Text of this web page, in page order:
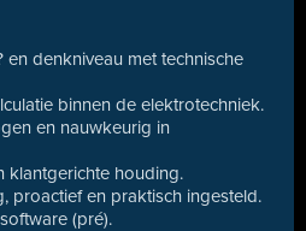
en denkniveau met technische
binnen de elektrotechniek.
en nauwkeurig in
klantgerichte houding.
proactief en praktisch ingesteld.
(pré).